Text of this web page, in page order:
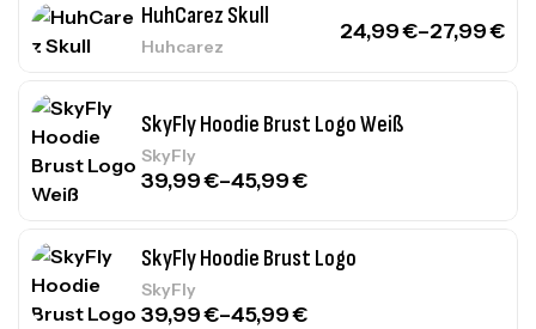
HuhCarez Skull
Huhcarez
24,99€–27,99€
SkyFly Hoodie Brust Logo Weiß
SkyFly
39,99€–45,99€
SkyFly Hoodie Brust Logo
SkyFly
39,99€–45,99€